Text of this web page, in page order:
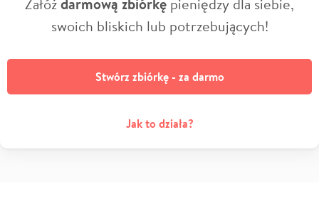
swoich bliskich lub potrzebujących!
Stwórz zbiórkę - za darmo
Jak to działa?